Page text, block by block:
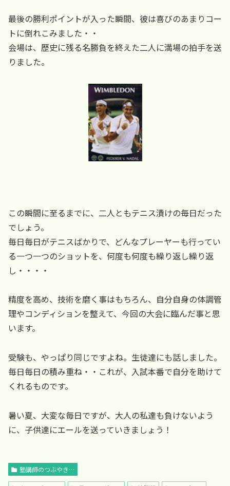
最後の勝利ポイントが入った瞬間、彼は喜びのあまりコー
トに倒れこみました・・
会場は、歴史に残る名勝負を終えた二人に満場の拍手を送
りました。
この瞬間に至るまでに、二人ともテニス漬けの毎日だった
でしょう。
毎日毎日がテニスばかりで、どんなプレーヤーも行ってい
る一つ一つのショットを、何度も何度も繰り返し繰り返
し・・・・
精度を高め、技術を磨く事はもちろん、自分自身の体調管
理やコンディションを整えて、今回の大会に臨んだ事と思
います。
受験も、やっぱり同じですよね。生徒達にも話しました。
毎日毎日の積み重ね・・これが、入試本番で自分を助けて
くれるものです。
暑い夏、大変な毎日ですが、大人の私達も負けないよう
に、子供達にエールを送っていきましょう！
塾講師のつぶやき…